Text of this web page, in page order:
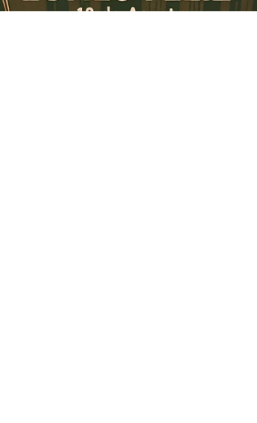
Lunes Feliz Radio Show. 1 de